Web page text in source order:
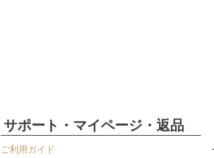
サポート・マイページ・返品
ご利用ガイド